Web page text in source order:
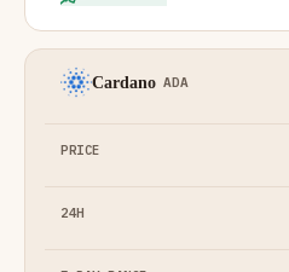
Cardano ADA